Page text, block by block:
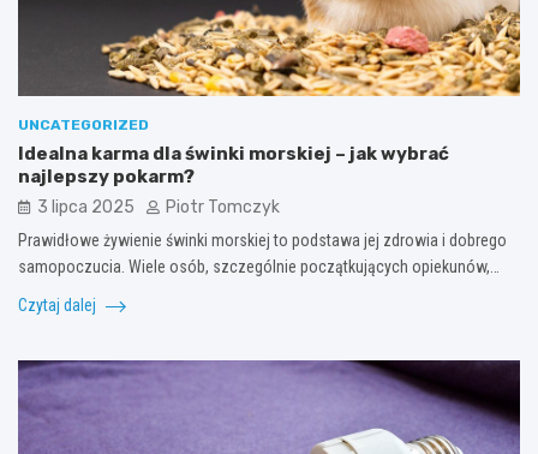
UNCATEGORIZED
Idealna karma dla świnki morskiej – jak wybrać
najlepszy pokarm?
3 lipca 2025 Piotr Tomczyk
Prawidłowe żywienie świnki morskiej to podstawa jej zdrowia i dobrego
samopoczucia. Wiele osób, szczególnie początkujących opiekunów,…
Czytaj dalej